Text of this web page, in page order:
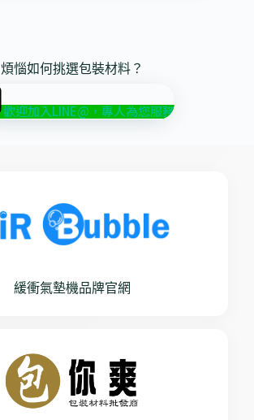
煩惱如何挑選包裝材料？
歡迎加入LINE@，專人為您服務
緩衝氣墊機品牌官網